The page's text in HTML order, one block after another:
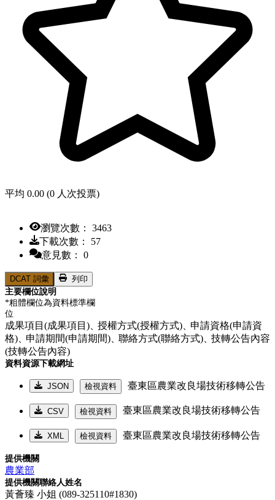
平均 0.00 (0 人次投票)
瀏覽次數： 3463
下載次數： 57
意見數： 0
DCAT 詞彙
列印
主要欄位說明
*粗體欄位為資料標準欄
位
成果項目(成果項目)、授權方式(授權方式)、申請資格(申請資
格)、申請期間(申請期間)、聯絡方式(聯絡方式)、技轉公告內容
(技轉公告內容)
資料資源下載網址
JSON 檢視資料 臺東區農業改良場技術移轉公告
CSV 檢視資料 臺東區農業改良場技術移轉公告
XML 檢視資料 臺東區農業改良場技術移轉公告
提供機關
農業部
提供機關聯絡人姓名
黃薈臻 小姐 (089-325110#1830)